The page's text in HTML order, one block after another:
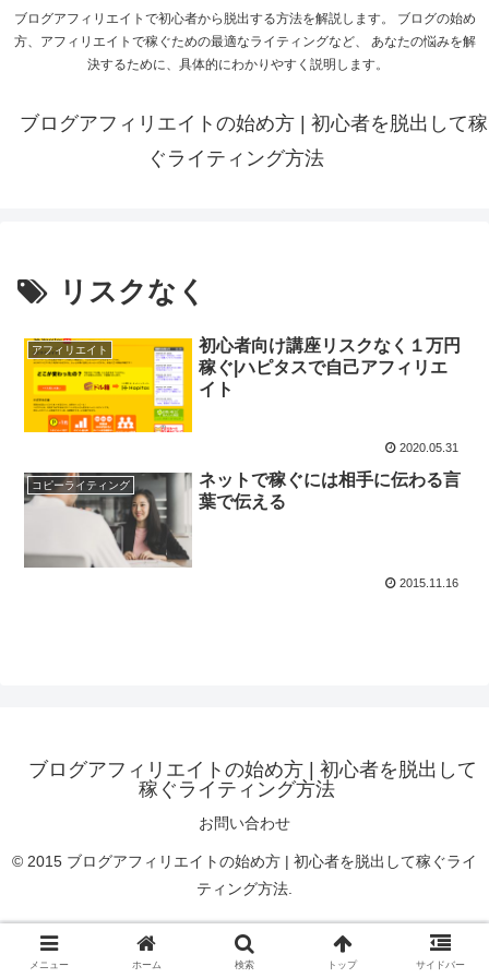
ブログアフィリエイトで初心者から脱出する方法を解説します。 ブログの始め
方、アフィリエイトで稼ぐための最適なライティングなど、 あなたの悩みを解
決するために、具体的にわかりやすく説明します。
ブログアフィリエイトの始め方 | 初心者を脱出して稼
ぐライティング方法
リスクなく
アフィリエイト
初心者向け講座リスクなく１万円
稼ぐ|ハピタスで自己アフィリエ
イト
2020.05.31
コピーライティング
ネットで稼ぐには相手に伝わる言
葉で伝える
2015.11.16
ブログアフィリエイトの始め方 | 初心者を脱出して
稼ぐライティング方法
お問い合わせ
© 2015 ブログアフィリエイトの始め方 | 初心者を脱出して稼ぐライ
ティング方法.
メニュー ホーム 検索 トップ サイドバー